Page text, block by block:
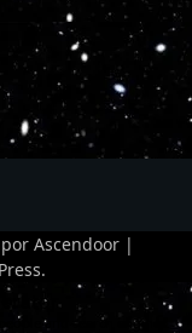
Ascendoor |
.
and search engines.